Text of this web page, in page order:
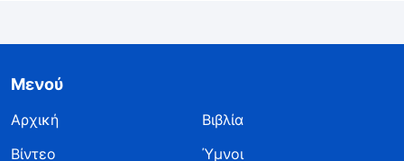
Μενού
Αρχική
Βιβλία
Βίντεο
Ύμνοι